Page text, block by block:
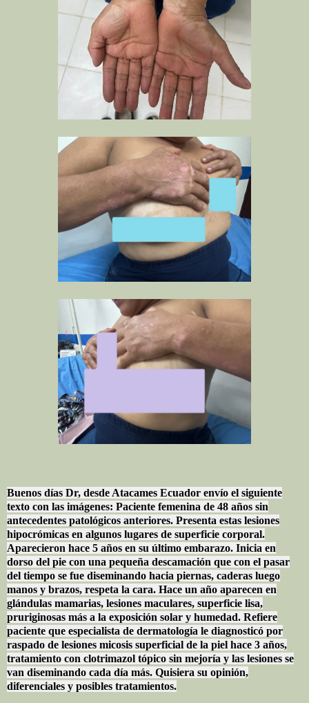
Buenos días Dr, desde Atacames Ecuador envío el siguiente
texto con las imágenes: Paciente femenina de 48 años sin
antecedentes patológicos anteriores. Presenta estas lesiones
hipocrómicas en algunos lugares de superficie corporal.
Aparecieron hace 5 años en su último embarazo. Inicia en
dorso del pie con una pequeña descamación que con el pasar
del tiempo se fue diseminando hacia piernas, caderas luego
manos y brazos, respeta la cara. Hace un año aparecen en
glándulas mamarias, lesiones maculares, superficie lisa,
pruriginosas más a la exposición solar y humedad. Refiere
paciente que especialista de dermatología le diagnosticó por
raspado de lesiones micosis superficial de la piel hace 3 años,
tratamiento con clotrimazol tópico sin mejoría y las lesiones se
van diseminando cada día más. Quisiera su opinión,
diferenciales y posibles tratamientos.